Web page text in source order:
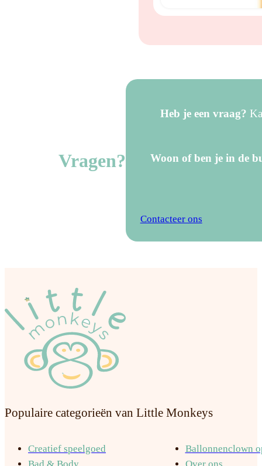
Vragen?
Heb je een vraag?
Woon of ben je in de
Contacteer ons
Populaire categorieën van Little Monkeys
Creatief speelgoed
Ballonnenclown